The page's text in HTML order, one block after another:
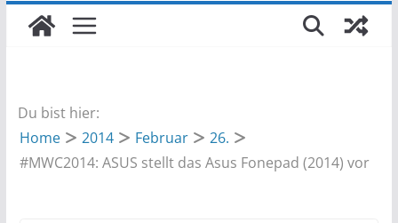
Du bist hier:
Home
2014 Februar
26.
#MWC2014: ASUS stellt das Asus Fonepad (2014) vor